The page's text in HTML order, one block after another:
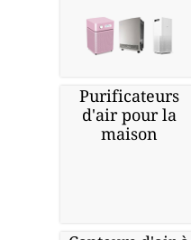
Purificateurs
d'air pour la
maison